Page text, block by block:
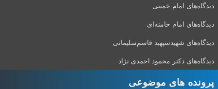
دیدگاه‌های امام خمینی
دیدگاه‌های امام خامنه‌ای
دیدگاه‌های شهید‌سپهبد قاسم‌سلیمانی
دیدگاه‌های دکتر محمود احمدی نژاد
پرونده های موضوعی